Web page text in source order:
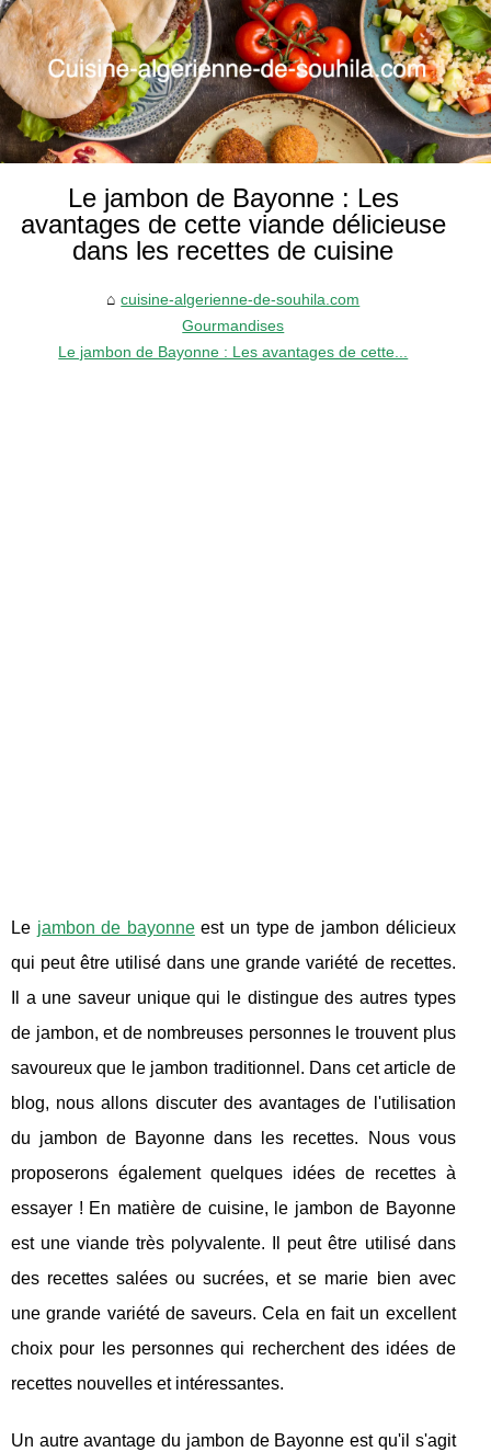
Le jambon de Bayonne : Les
avantages de cette viande délicieuse
dans les recettes de cuisine
cuisine-algerienne-de-souhila.com
Gourmandises
Le jambon de Bayonne : Les avantages de cette...
Le jambon de bayonneest un type de jambon délicieux
qui peut être utilisé dans une grande variété de recettes.
Il a une saveur unique qui le distingue des autres types
de jambon, et de nombreuses personnes le trouvent plus
savoureux que le jambon traditionnel. Dans cet article de
blog, nous allons discuter des avantages de l'utilisation
du jambon de Bayonne dans les recettes. Nous vous
proposerons également quelques idées de recettes à
essayer ! En matière de cuisine, le jambon de Bayonne
est une viande très polyvalente. Il peut être utilisé dans
des recettes salées ou sucrées, et se marie bien avec
une grande variété de saveurs. Cela en fait un excellent
choix pour les personnes qui recherchent des idées de
recettes nouvelles et intéressantes.
Un autre avantage du jambon de Bayonne est qu'il s'agit